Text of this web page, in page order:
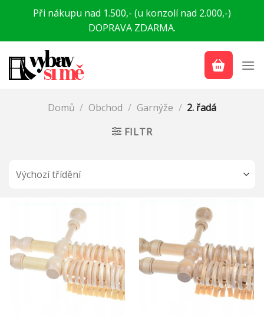
PřeskočitPři nákupu nad 1.500,- (u konzolí nad 2.000,-)
DOPRAVA ZDARMA.
Domů / Obchod / Garnýže / 2. řadá
FILTR